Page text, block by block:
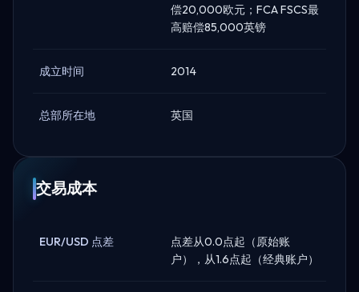
偿20,000欧元；FCA FSCS最
高赔偿85,000英镑
成立时间 2014
总部所在地 英国
交易成本
EUR/USD 点差
点差从0.0点起（原始账
户），从1.6点起（经典账户）